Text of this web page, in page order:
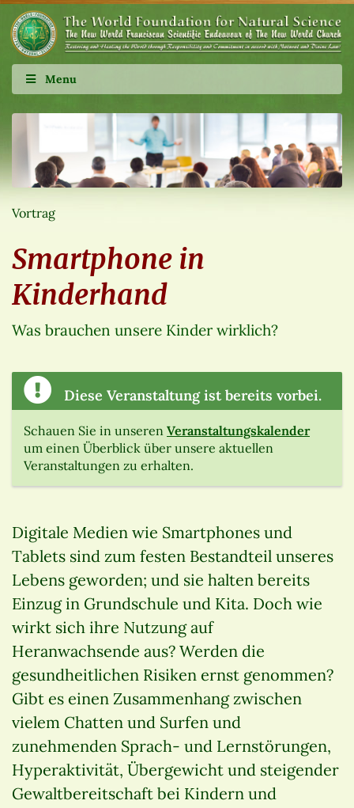
Menu
Vortrag
Smartphone in
Kinderhand
Was brauchen unsere Kinder wirklich?
Diese Veranstaltung ist bereits vorbei.
Schauen Sie in unseren Veranstaltungskalender
um einen Überblick über unsere aktuellen
Veranstaltungen zu erhalten.
Digitale Medien wie Smartphones und
Tablets sind zum festen Bestandteil unseres
Lebens geworden; und sie halten bereits
Einzug in Grundschule und Kita. Doch wie
wirkt sich ihre Nutzung auf
Heranwachsende aus? Werden die
gesundheitlichen Risiken ernst genommen?
Gibt es einen Zusammenhang zwischen
vielem Chatten und Surfen und
zunehmenden Sprach- und Lernstörungen,
Hyperaktivität, Übergewicht und steigender
Gewaltbereitschaft bei Kindern und